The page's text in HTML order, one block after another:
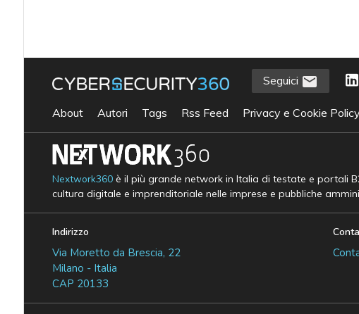
Seguici
About Autori Tags Rss Feed Privacy e Cookie
Nextwork360è il più grande network in Italia di testate e portali
cultura digitale e imprenditoriale nelle imprese e pubbliche
Indirizzo
Via Moretto da Brescia, 22
Milano - Italia
CAP 20133